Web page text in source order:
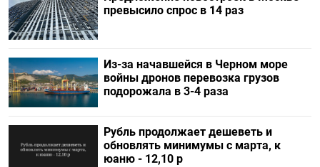
превысило спрос в 14 раз
Из-за начавшейся в Черном море
войны дронов перевозка грузов
подорожала в 3-4 раза
Рубль продолжает дешеветь и
обновлять минимумы с марта, к
юаню - 12,10 р